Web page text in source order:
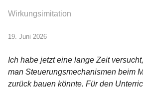
Wirkungsimitation
19. Juni 2026
Ich habe jetzt eine lange Zeit
man Steuerungsmechanismen beim
zurück bauen könnte. Für den